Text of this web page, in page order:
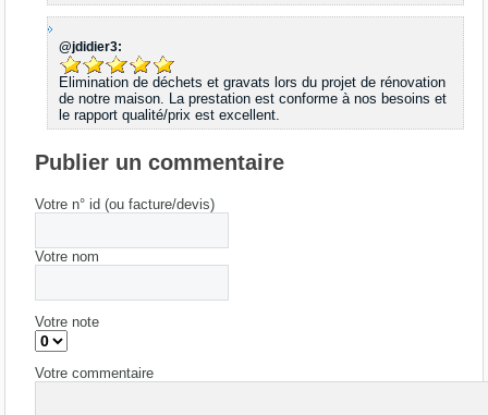
@jdidier3:
Elimination de déchets et gravats lors du projet de rénovation
de notre maison. La prestation est conforme à nos besoins et
le rapport qualité/prix est excellent.
Publier un commentaire
Votre n° id (ou facture/devis)
Votre nom
Votre note
Votre commentaire